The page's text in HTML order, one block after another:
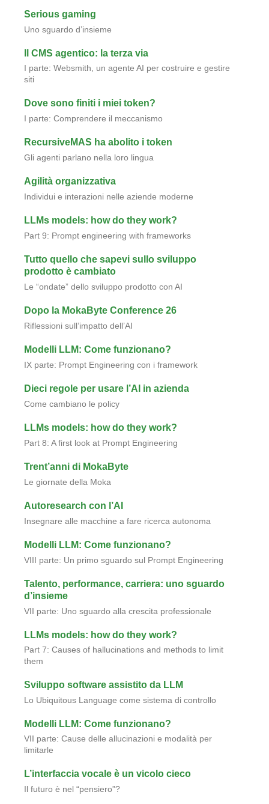
Serious gaming
Uno sguardo d’insieme
Il CMS agentico: la terza via
I parte: Websmith, un agente AI per costruire e gestire
siti
Dove sono finiti i miei token?
I parte: Comprendere il meccanismo
RecursiveMAS ha abolito i token
Gli agenti parlano nella loro lingua
Agilità organizzativa
Individui e interazioni nelle aziende moderne
LLMs models: how do they work?
Part 9: Prompt engineering with frameworks
Tutto quello che sapevi sullo sviluppo
prodotto è cambiato
Le “ondate” dello sviluppo prodotto con AI
Dopo la MokaByte Conference 26
Riflessioni sull’impatto dell’AI
Modelli LLM: Come funzionano?
IX parte: Prompt Engineering con i framework
Dieci regole per usare l’AI in azienda
Come cambiano le policy
LLMs models: how do they work?
Part 8: A first look at Prompt Engineering
Trent’anni di MokaByte
Le giornate della Moka
Autoresearch con l’AI
Insegnare alle macchine a fare ricerca autonoma
Modelli LLM: Come funzionano?
VIII parte: Un primo sguardo sul Prompt Engineering
Talento, performance, carriera: uno sguardo
d’insieme
VII parte: Uno sguardo alla crescita professionale
LLMs models: how do they work?
Part 7: Causes of hallucinations and methods to limit
them
Sviluppo software assistito da LLM
Lo Ubiquitous Language come sistema di controllo
Modelli LLM: Come funzionano?
VII parte: Cause delle allucinazioni e modalità per
limitarle
L’interfaccia vocale è un vicolo cieco
Il futuro è nel “pensiero”?